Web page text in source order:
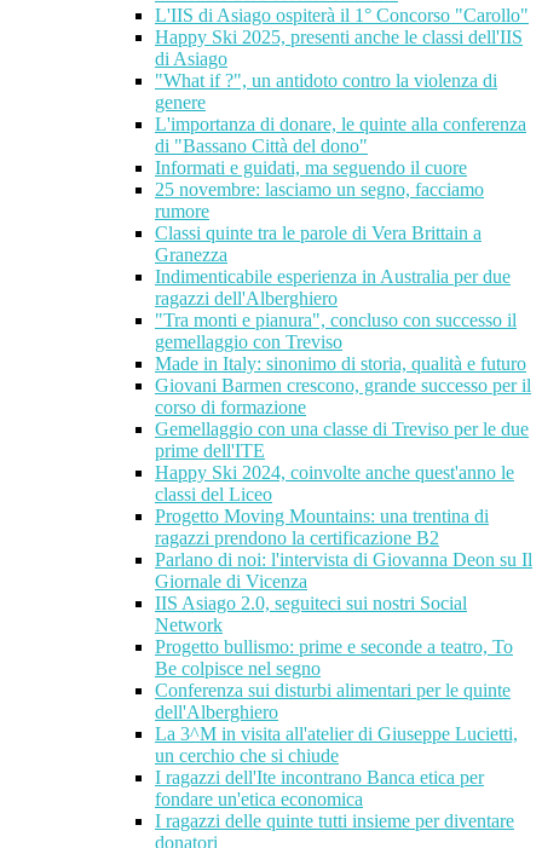
L'IIS di Asiago ospiterà il 1° Concorso "Carollo"
Happy Ski 2025, presenti anche le classi dell'IIS
di Asiago
"What if ?", un antidoto contro la violenza di
genere
L'importanza di donare, le quinte alla conferenza
di "Bassano Città del dono"
Informati e guidati, ma seguendo il cuore
25 novembre: lasciamo un segno, facciamo
rumore
Classi quinte tra le parole di Vera Brittain a
Granezza
Indimenticabile esperienza in Australia per due
ragazzi dell'Alberghiero
"Tra monti e pianura", concluso con successo il
gemellaggio con Treviso
Made in Italy: sinonimo di storia, qualità e futuro
Giovani Barmen crescono, grande successo per il
corso di formazione
Gemellaggio con una classe di Treviso per le due
prime dell'ITE
Happy Ski 2024, coinvolte anche quest'anno le
classi del Liceo
Progetto Moving Mountains: una trentina di
ragazzi prendono la certificazione B2
Parlano di noi: l'intervista di Giovanna Deon su Il
Giornale di Vicenza
IIS Asiago 2.0, seguiteci sui nostri Social
Network
Progetto bullismo: prime e seconde a teatro, To
Be colpisce nel segno
Conferenza sui disturbi alimentari per le quinte
dell'Alberghiero
La 3^M in visita all'atelier di Giuseppe Lucietti,
un cerchio che si chiude
I ragazzi dell'Ite incontrano Banca etica per
fondare un'etica economica
I ragazzi delle quinte tutti insieme per diventare
donatori